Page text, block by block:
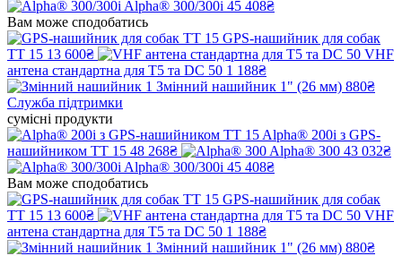
Alpha® 300/300i 45 408₴
Вам може сподобатись
GPS-нашийник для собак
TT 15 13 600₴
VHF
антена стандартна для T5 та DC 50 1 188₴
Змінний нашийник 1" (26 мм) 880₴
Служба підтримки
сумісні продукти
Alpha® 200i з GPS-
нашийником TT 15 48 268₴ Alpha® 300 43 032₴
Alpha® 300/300i 45 408₴
Вам може сподобатись
GPS-нашийник для собак
TT 15 13 600₴
VHF
антена стандартна для T5 та DC 50 1 188₴
Змінний нашийник 1" (26 мм) 880₴